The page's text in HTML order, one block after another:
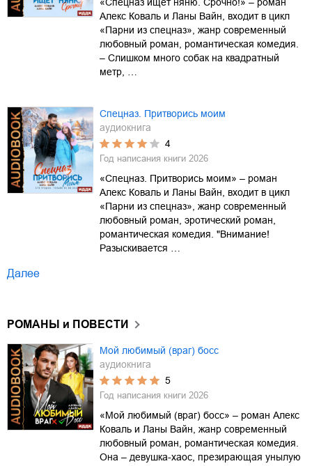
Алекс Коваль и Ланы Вайн, входит в цикл
«Парни из спецназ», жанр современный
любовный роман, романтическая комедия.
– Слишком много собак на квадратный
метр, …
Спецназ. Притворись моим
аудиокнига
4
Год написания книги 2026
«Спецназ. Притворись моим» – роман
Алекс Коваль и Ланы Вайн, входит в цикл
«Парни из спецназ», жанр современный
любовный роман, эротический роман,
романтическая комедия. "Внимание!
Разыскивается …
Далее
РОМАНЫ и ПОВЕСТИ
Мой любимый (враг) босс
аудиокнига
5
Год написания книги 2026
«Мой любимый (враг) босс» – роман Алекс
Коваль и Ланы Вайн, жанр современный
любовный роман, романтическая комедия.
Она – девушка-хаос, презирающая унылую